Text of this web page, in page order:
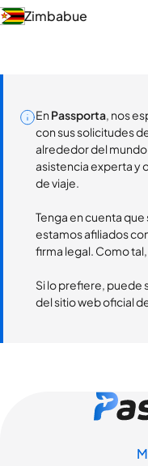
Zimbabue
En Passporta, nos
con sus solicitudes
alrededor del
asistencia experta y
de viaje.
Tenga en cuenta
estamos afiliados
firma legal. Como
Si lo prefiere, puede
del sitio web oficial